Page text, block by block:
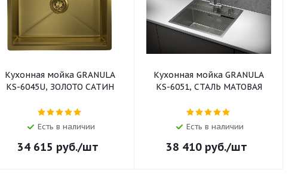
Кухонная мойка GRANULA
KS-6045U, ЗОЛОТО САТИН
Есть в наличии
34 615 руб./шт
Кухонная мойка GRANULA
KS-6051, СТАЛЬ МАТОВАЯ
Есть в наличии
38 410 руб./шт